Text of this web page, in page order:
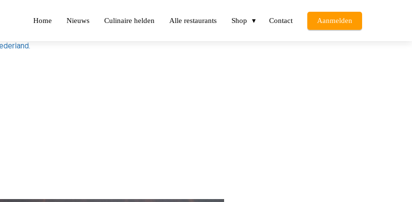
Home Nieuws Culinaire helden Alle restaurants Shop Contact Aanmelden